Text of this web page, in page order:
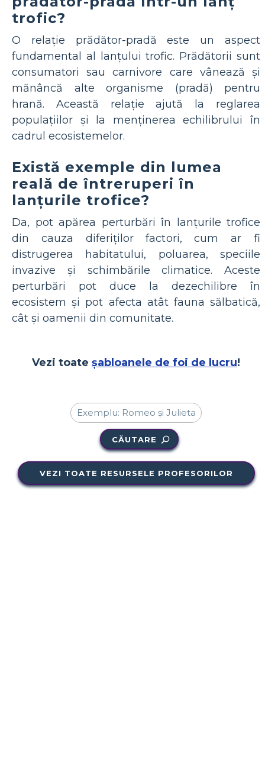
trofic?
O relație prădător-pradă este un aspect
fundamental al lanțului trofic. Prădătorii sunt
consumatori sau carnivore care vânează și
mănâncă alte organisme (pradă) pentru
hrană. Această relație ajută la reglarea
populațiilor și la menținerea echilibrului în
cadrul ecosistemelor.
Există exemple din lumea
reală de întreruperi în
lanțurile trofice?
Da, pot apărea perturbări în lanțurile trofice
din cauza diferiților factori, cum ar fi
distrugerea habitatului, poluarea, speciile
invazive și schimbările climatice. Aceste
perturbări pot duce la dezechilibre în
ecosistem și pot afecta atât fauna sălbatică,
cât și oamenii din comunitate.
Vezi toate șabloanele de foi de lucru!
CĂUTARE
VEZI TOATE RESURSELE PROFESORILOR